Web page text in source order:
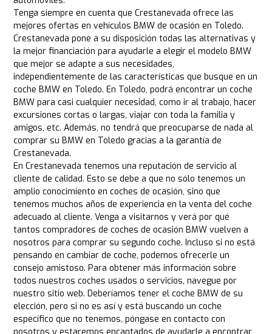
Tenga siempre en cuenta que Crestanevada ofrece las
mejores ofertas en vehículos BMW de ocasión en Toledo.
Crestanevada pone a su disposición todas las alternativas y
la mejor financiación para ayudarle a elegir el modelo BMW
que mejor se adapte a sus necesidades,
independientemente de las características que busque en un
coche BMW en Toledo. En Toledo, podrá encontrar un coche
BMW para casi cualquier necesidad, como ir al trabajo, hacer
excursiones cortas o largas, viajar con toda la familia y
amigos, etc. Además, no tendrá que preocuparse de nada al
comprar su BMW en Toledo gracias a la garantía de
Crestanevada.
En Crestanevada tenemos una reputación de servicio al
cliente de calidad. Esto se debe a que no sólo tenemos un
amplio conocimiento en coches de ocasión, sino que
tenemos muchos años de experiencia en la venta del coche
adecuado al cliente. Venga a visitarnos y verá por qué
tantos compradores de coches de ocasión BMW vuelven a
nosotros para comprar su segundo coche. Incluso si no está
pensando en cambiar de coche, podemos ofrecerle un
consejo amistoso. Para obtener más información sobre
todos nuestros coches usados o servicios, navegue por
nuestro sitio web. Deberíamos tener el coche BMW de su
elección, pero si no es así y está buscando un coche
específico que no tenemos, póngase en contacto con